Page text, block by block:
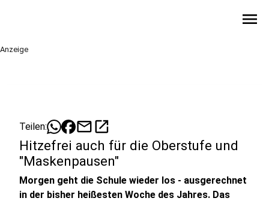
menu
Anzeige
Teilen: mailopen_in_new
Hitzefrei auch für die Oberstufe und
"Maskenpausen"
Morgen geht die Schule wieder los - ausgerechnet
in der bisher heißesten Woche des Jahres. Das